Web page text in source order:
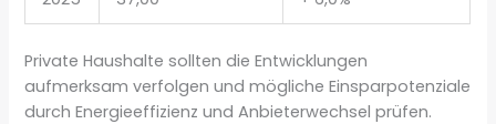
Private Haushalte sollten die Entwicklungen
aufmerksam verfolgen und mögliche Einsparpotenziale
durch Energieeffizienz und Anbieterwechsel prüfen.